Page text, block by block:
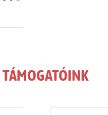
TÁMOGATÓINK